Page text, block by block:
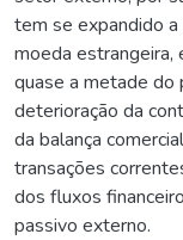
tem se expandido
moeda estrangeira,
quase a metade do
deterioração da
da balança
transações
dos fluxos
passivo externo.